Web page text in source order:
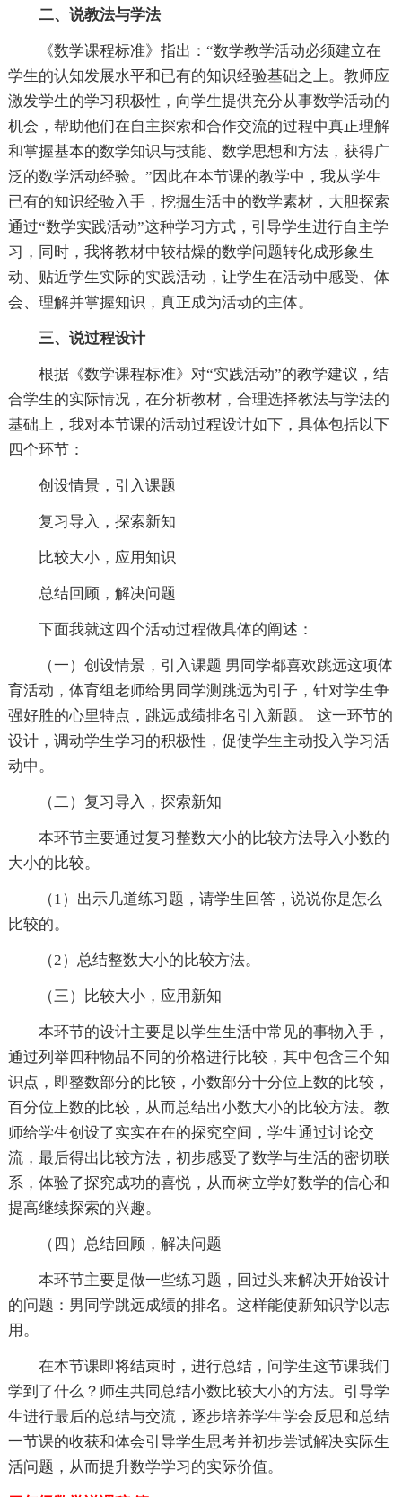
二、说教法与学法
《数学课程标准》指出：“数学教学活动必须建立在
学生的认知发展水平和已有的知识经验基础之上。教师应
激发学生的学习积极性，向学生提供充分从事数学活动的
机会，帮助他们在自主探索和合作交流的过程中真正理解
和掌握基本的数学知识与技能、数学思想和方法，获得广
泛的数学活动经验。”因此在本节课的教学中，我从学生
已有的知识经验入手，挖掘生活中的数学素材，大胆探索
通过“数学实践活动”这种学习方式，引导学生进行自主学
习，同时，我将教材中较枯燥的数学问题转化成形象生
动、贴近学生实际的实践活动，让学生在活动中感受、体
会、理解并掌握知识，真正成为活动的主体。
三、说过程设计
根据《数学课程标准》对“实践活动”的教学建议，结
合学生的实际情况，在分析教材，合理选择教法与学法的
基础上，我对本节课的活动过程设计如下，具体包括以下
四个环节：
创设情景，引入课题
复习导入，探索新知
比较大小，应用知识
总结回顾，解决问题
下面我就这四个活动过程做具体的阐述：
（一）创设情景，引入课题 男同学都喜欢跳远这项体
育活动，体育组老师给男同学测跳远为引子，针对学生争
强好胜的心里特点，跳远成绩排名引入新题。 这一环节的
设计，调动学生学习的积极性，促使学生主动投入学习活
动中。
（二）复习导入，探索新知
本环节主要通过复习整数大小的比较方法导入小数的
大小的比较。
（1）出示几道练习题，请学生回答，说说你是怎么
比较的。
（2）总结整数大小的比较方法。
（三）比较大小，应用新知
本环节的设计主要是以学生生活中常见的事物入手，
通过列举四种物品不同的价格进行比较，其中包含三个知
识点，即整数部分的比较，小数部分十分位上数的比较，
百分位上数的比较，从而总结出小数大小的比较方法。教
师给学生创设了实实在在的探究空间，学生通过讨论交
流，最后得出比较方法，初步感受了数学与生活的密切联
系，体验了探究成功的喜悦，从而树立学好数学的信心和
提高继续探索的兴趣。
（四）总结回顾，解决问题
本环节主要是做一些练习题，回过头来解决开始设计
的问题：男同学跳远成绩的排名。这样能使新知识学以志
用。
在本节课即将结束时，进行总结，问学生这节课我们
学到了什么？师生共同总结小数比较大小的方法。引导学
生进行最后的总结与交流，逐步培养学生学会反思和总结
一节课的收获和体会引导学生思考并初步尝试解决实际生
活问题，从而提升数学学习的实际价值。